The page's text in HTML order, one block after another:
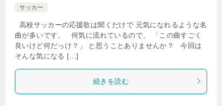
サッカー
高校サッカーの応援歌は聞くだけで 元気になれるような名
曲が多いです。 何気に流れているので、 「この曲すごく
良いけど何だっけ？」 と思うことありませんか？ 今回は
そんな気になる […]
続きを読む